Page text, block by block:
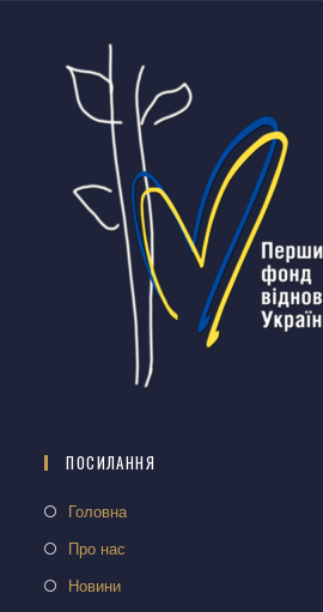
ПОСИЛАННЯ
Головна
Про нас
Новини